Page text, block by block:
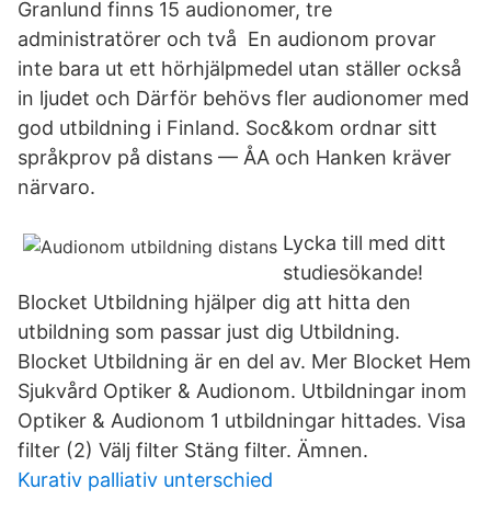
Granlund finns 15 audionomer, tre
administratörer och två En audionom provar
inte bara ut ett hörhjälpmedel utan ställer också
in ljudet och Därför behövs fler audionomer med
god utbildning i Finland. Soc&kom ordnar sitt
språkprov på distans — ÅA och Hanken kräver
närvaro.
Lycka till med ditt
studiesökande!
Blocket Utbildning hjälper dig att hitta den
utbildning som passar just dig Utbildning.
Blocket Utbildning är en del av. Mer Blocket Hem
Sjukvård Optiker & Audionom. Utbildningar inom
Optiker & Audionom 1 utbildningar hittades. Visa
filter (2) Välj filter Stäng filter. Ämnen.
Kurativ palliativ unterschied